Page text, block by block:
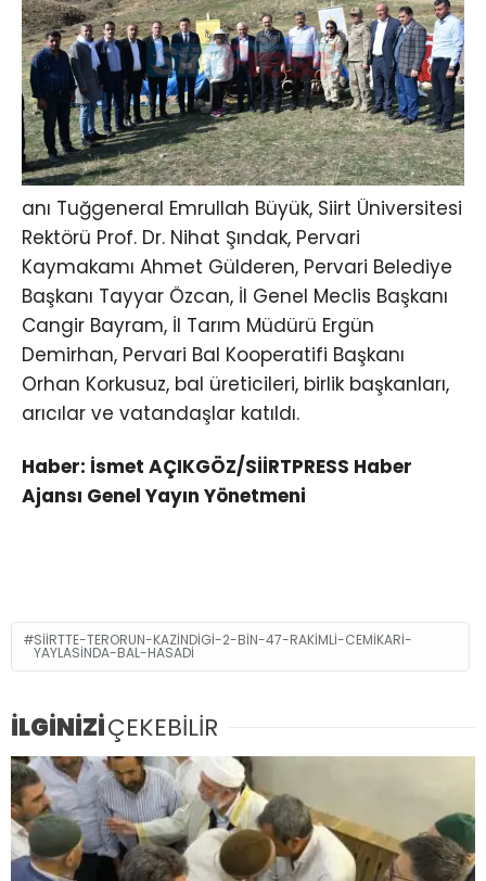
anı Tuğgeneral Emrullah Büyük, Siirt Üniversitesi
Rektörü Prof. Dr. Nihat Şındak, Pervari
Kaymakamı Ahmet Gülderen, Pervari Belediye
Başkanı Tayyar Özcan, İl Genel Meclis Başkanı
Cangir Bayram, İl Tarım Müdürü Ergün
Demirhan, Pervari Bal Kooperatifi Başkanı
Orhan Korkusuz, bal üreticileri, birlik başkanları,
arıcılar ve vatandaşlar katıldı.
Haber: İsmet AÇIKGÖZ/SİİRTPRESS Haber
Ajansı Genel Yayın Yönetmeni
SIIRTTE-TERORUN-KAZINDIGI-2-BIN-47-RAKIMLI-CEMIKARI-
YAYLASINDA-BAL-HASADI
İLGİNİZİÇEKEBİLİR